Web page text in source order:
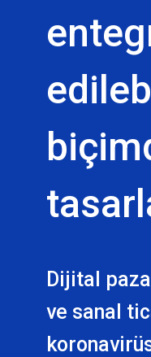
Dijital
ve sanal